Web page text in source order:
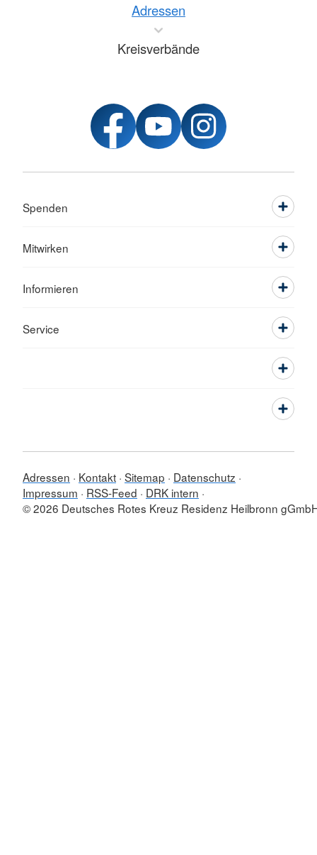
Adressen
Kreisverbände
Spenden
Mitwirken
Informieren
Service
Adressen Kontakt Sitemap
Datenschutz
Impressum
RSS-Feed
DRK intern
© 2026 Deutsches Rotes Kreuz Residenz Heilbronn